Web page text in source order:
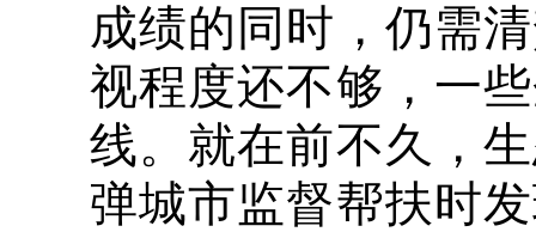
成绩的同时，仍需
视程度还不够，一
线。就在前不久，
弹城市监督帮扶时